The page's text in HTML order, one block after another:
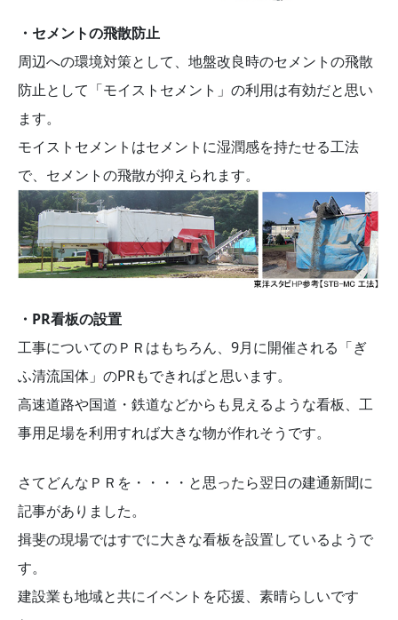
・セメントの飛散防止
周辺への環境対策として、地盤改良時のセメントの飛散
防止として「モイストセメント」の利用は有効だと思い
ます。
モイストセメントはセメントに湿潤感を持たせる工法
で、セメントの飛散が抑えられます。
・PR看板の設置
工事についてのＰＲはもちろん、9月に開催される「ぎ
ふ清流国体」のPRもできればと思います。
高速道路や国道・鉄道などからも見えるような看板、工
事用足場を利用すれば大きな物が作れそうです。
さてどんなＰＲを・・・・と思ったら翌日の建通新聞に
記事がありました。
揖斐の現場ではすでに大きな看板を設置しているようで
す。
建設業も地域と共にイベントを応援、素晴らしいです